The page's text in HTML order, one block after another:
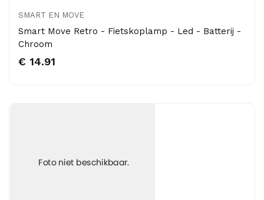
SMART EN MOVE
Smart Move Retro - Fietskoplamp - Led - Batterij -
Chroom
€ 14.91